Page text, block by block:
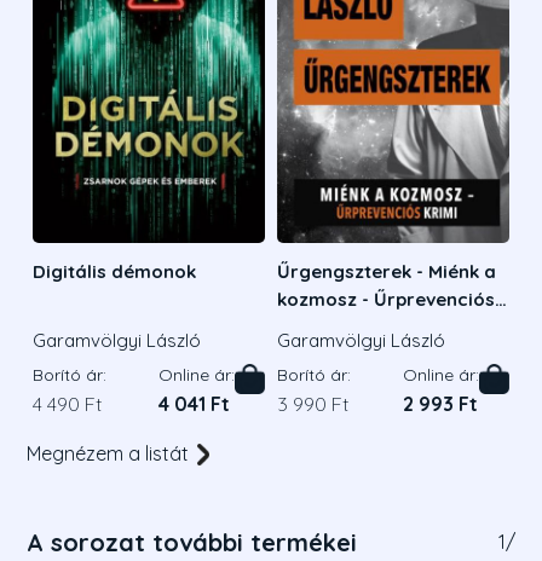
Digitális démonok
Garamvölgyi László
Borító ár:
4 490 Ft
Online ár:
4 041 Ft
Űrgengszterek - Miénk a
kozmosz - Űrprevenciós
Garamvölgyi László
Borító ár:
3 990 Ft
Online ár:
2 993 Ft
Megnézem a listát
A sorozat további termékei 1/